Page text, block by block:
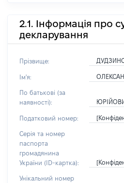
2.1. Інформація про
декларування
Прізвище:
Ім'я:
По батькові (за
наявності):
Податковий номер:
Серія та номер
паспорта
громадянина
України (ID-картка):
Унікальний номер